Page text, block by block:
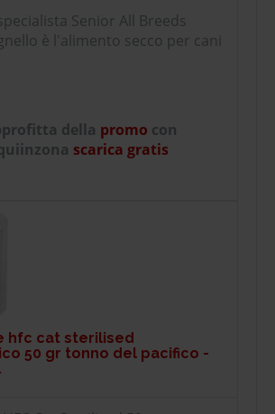
Senior All Breeds
è l'alimento secco per cani
della promo con
scarica gratis
hfc cat sterilised
50 gr tonno del pacifico -